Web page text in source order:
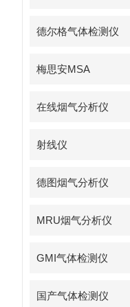
德尔格气体检测仪
梅思安MSA
在线烟气分析仪
射线仪
德图烟气分析仪
MRU烟气分析仪
GMI气体检测仪
国产气体检测仪